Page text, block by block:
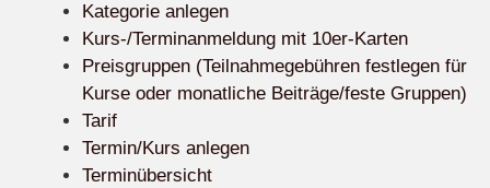
Kategorie anlegen
Kurs-/Terminanmeldung mit 10er-Karten
Preisgruppen (Teilnahmegebühren festlegen für
Kurse oder monatliche Beiträge/feste Gruppen)
Tarif
Termin/Kurs anlegen
Terminübersicht